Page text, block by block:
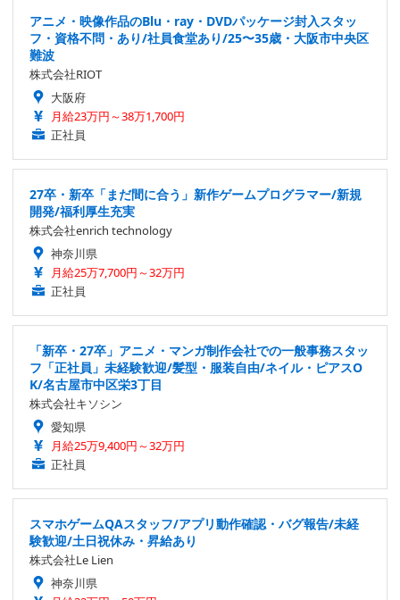
アニメ・映像作品のBlu・ray・DVDパッケージ封入スタッ
フ・資格不問・あり/社員食堂あり/25〜35歳・大阪市中央区
難波
株式会社RIOT
大阪府
月給23万円～38万1,700円
正社員
27卒・新卒「まだ間に合う」新作ゲームプログラマー/新規
開発/福利厚生充実
株式会社enrich technology
神奈川県
月給25万7,700円～32万円
正社員
「新卒・27卒」アニメ・マンガ制作会社での一般事務スタッ
フ「正社員」未経験歓迎/髪型・服装自由/ネイル・ピアスO
K/名古屋市中区栄3丁目
株式会社キソシン
愛知県
月給25万9,400円～32万円
正社員
スマホゲームQAスタッフ/アプリ動作確認・バグ報告/未経
験歓迎/土日祝休み・昇給あり
株式会社Le Lien
神奈川県